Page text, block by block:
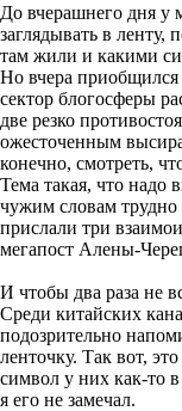
До вчерашнего дня у
заглядывать в ленту,
там жили и какими
Но вчера приобщился
сектор блогосферы
две резко
ожесточенным
конечно, смотреть,
Тема такая, что надо
чужим словам трудно
прислали три
мегапост Алены-
И чтобы два раза не
Среди китайских
подозрительно
ленточку. Так вот,
символ у них как-то
я его не замечал.